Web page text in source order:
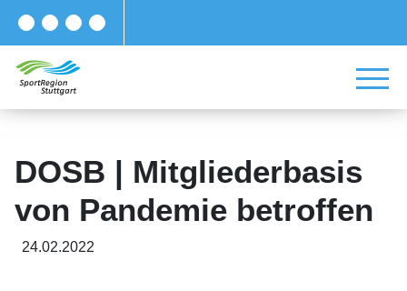
DOSB | Mitgliederbasis
von Pandemie betroffen
24.02.2022